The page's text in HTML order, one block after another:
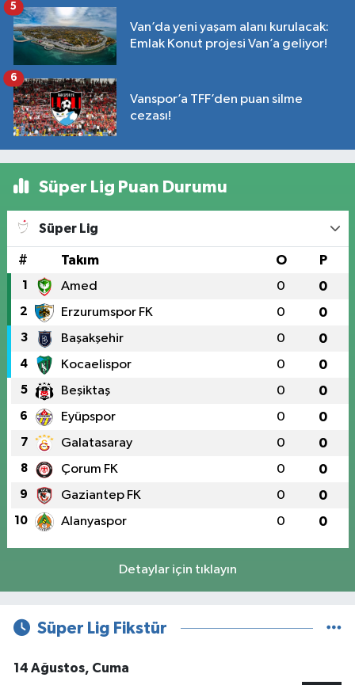
Van’da yeni yaşam alanı kurulacak:
Emlak Konut projesi Van’a geliyor!
5
Vanspor’a TFF’den puan silme
cezası!
6
Süper Lig Puan Durumu
Süper Lig
# Takım O P
1 Amed 0 0
2 Erzurumspor FK 0 0
3 Başakşehir 0 0
4 Kocaelispor 0 0
5 Beşiktaş 0 0
6 Eyüpspor 0 0
7 Galatasaray 0 0
8 Çorum FK 0 0
9 Gaziantep FK 0 0
10 Alanyaspor 0 0
Detaylar için tıklayın
Süper Lig Fikstür
14 Ağustos, Cuma